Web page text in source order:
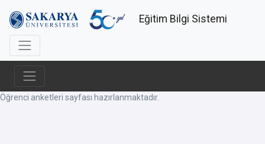
Eğitim Bilgi Sistemi
Öğrenci anketleri sayfası hazırlanmaktadır.